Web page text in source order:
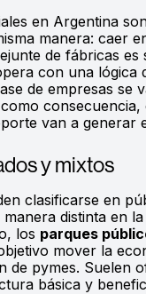
en Argentina
manera: caer
de fábricas es
con una lógica
de empresas se
consecuencia,
van a generar
y mixtos
clasificarse en
distinta en
los parques
mover la
de pymes. Suelen
básica y